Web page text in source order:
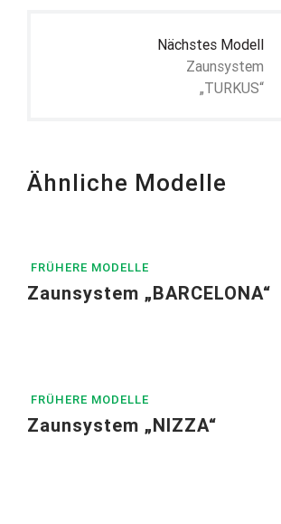
Nächstes Modell
Zaunsystem
„TURKUS“
Ähnliche Modelle
FRÜHERE MODELLE
Zaunsystem „BARCELONA“
FRÜHERE MODELLE
Zaunsystem „NIZZA“